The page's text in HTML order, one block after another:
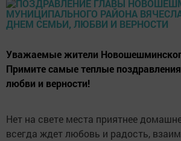
Уважаемые жители
Примите самые теплые
любви и верности!
Нет на свете места приятнее
всегда ждет любовь и радость,